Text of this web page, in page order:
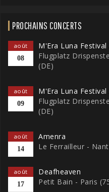
PROCHAINS CONCERTS
août
08
M'Era Luna Festival
Flugplatz
(DE)
août
09
M'Era Luna Festival
Flugplatz
(DE)
août
14
Amenra
Le Ferrailleur -
août
17
Deafheaven
Petit Bain - Paris